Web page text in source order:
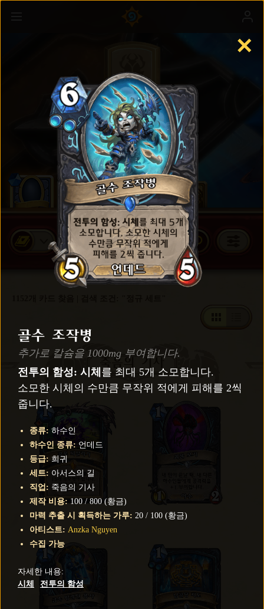
정규 세트
카드 팩 구매하기
죽음의 기사
✕
골수 조작병
추가로 칼슘을 1000mg 부여합니다.
전투의 함성: 시체 를 최대 5개 소모합니다.
소모한 시체의 수만큼 무작위 적에게 피해를 2씩
줍니다.
종류: 하수인
하수인 종류: 언데드
등급: 희귀
세트: 아서스의 길
직업 : 죽음의 기사
제작 비용: 100 / 800 (황금)
마력 추출 시 획득하는 가루: 20 / 100 (황금)
아티스트: Anzka Nguyen
수집 가능
자세한 내용:
시체
전투의 함성